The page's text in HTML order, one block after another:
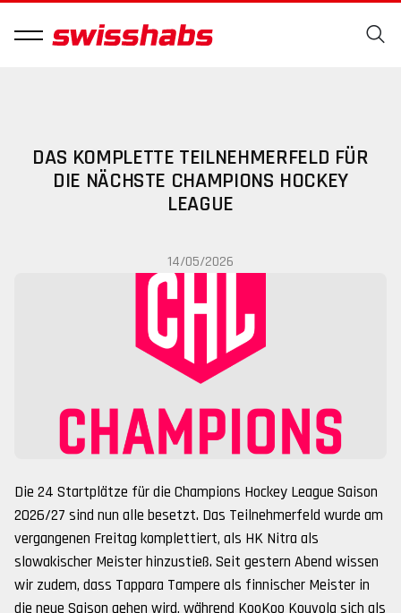
DAS KOMPLETTE TEILNEHMERFELD FÜR
DIE NÄCHSTE CHAMPIONS HOCKEY
LEAGUE
14/05/2026
Die 24 Startplätze für die Champions Hockey League Saison
2026/27 sind nun alle besetzt. Das Teilnehmerfeld wurde am
vergangenen Freitag komplettiert, als HK Nitra als
slowakischer Meister hinzustieß. Seit gestern Abend wissen
wir zudem, dass Tappara Tampere als finnischer Meister in
die neue Saison gehen wird, während KooKoo Kouvola sich als